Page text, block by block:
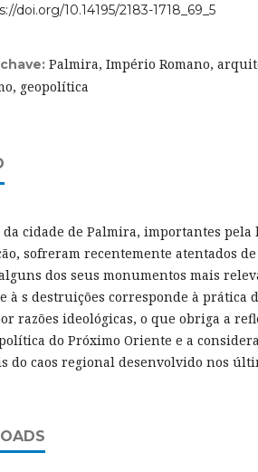
doi.org/10.14195/2183-1718_69_5
Palmira, Império Romano,
geopolítica
cidade de Palmira, importantes pela
sofreram recentemente atentados
dos seus monumentos mais
à s destruições corresponde à prática
razões ideológicas, o que obriga a
do Próximo Oriente e a
do caos regional desenvolvido nos